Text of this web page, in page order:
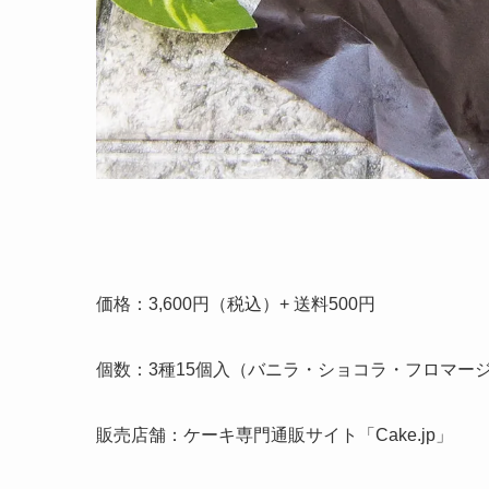
価格：3,600円（税込）+ 送料500円
個数：3種15個入（バニラ・ショコラ・フロマー
販売店舗：ケーキ専門通販サイト「Cake.jp」